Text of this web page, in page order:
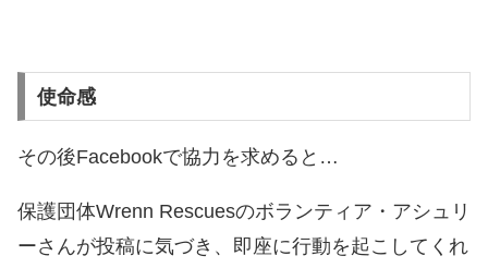
使命感
その後Facebookで協力を求めると…
保護団体Wrenn Rescuesのボランティア・アシュリ
ーさんが投稿に気づき、即座に行動を起こしてくれ